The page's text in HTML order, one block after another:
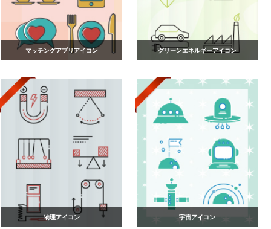
マッチングアプリアイコン グリーンエネルギーアイコン
物理アイコン 宇宙アイコン